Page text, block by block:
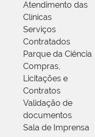
Atendimento das
Clínicas
Serviços
Contratados
Parque da Ciência
Compras,
Licitações e
Contratos
Validação de
documentos
Sala de Imprensa